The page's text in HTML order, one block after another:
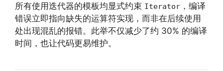
所有使用迭代器的模板均显式约束 Iterator ，编译
错误立即指向缺失的运算符实现，而非在后续使用
处出现混乱的报错。此举不仅减少了约 30% 的编译
时间，也让代码更易维护。